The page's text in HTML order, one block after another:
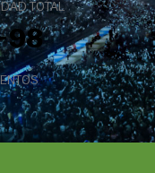
TOTAL
98